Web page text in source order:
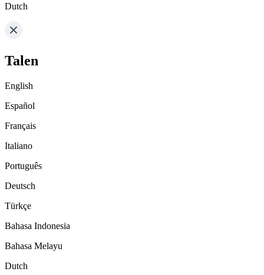
Dutch
Talen
English
Español
Français
Italiano
Português
Deutsch
Türkçe
Bahasa Indonesia
Bahasa Melayu
Dutch